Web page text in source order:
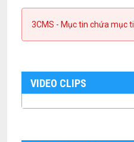
3CMS - Mục tin chứa mục
VIDEO CLIPS